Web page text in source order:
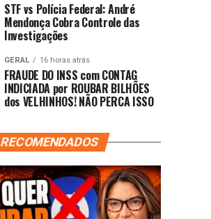
STF vs Polícia Federal: André
Mendonça Cobra Controle das
Investigações
GERAL 16 horas atrás
FRAUDE DO INSS com CONTAG
INDICIADA por ROUBAR BILHÕES
dos VELHINHOS! NÃO PERCA ISSO
RECOMENDADOS